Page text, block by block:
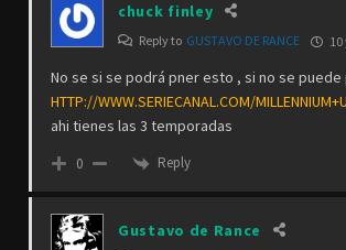
chuck finley
Reply to GUSTAVO DE RANCE
No se si se podrá pner esto , si no se
HTTP://WWW.SERIECANAL.COM/
ahi tienes las 3 temporadas
0 Reply
Gustavo de Rance